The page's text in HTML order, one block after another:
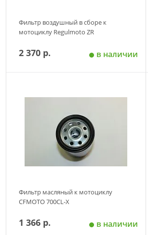
Фильтр воздушный в сборе к
мотоциклу Regulmoto ZR
2 370 р. в наличии
Фильтр масляный к мотоциклу
CFMOTO 700CL-X
1 366 р. в наличии